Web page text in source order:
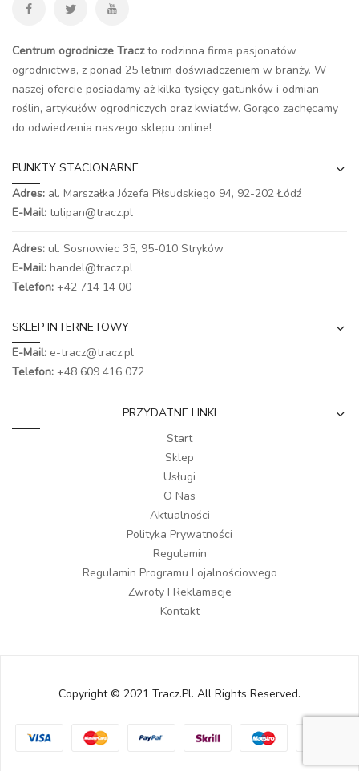
Centrum ogrodnicze Traczto rodzinna firma pasjonatów
ogrodnictwa, z ponad 25 letnim doświadczeniem w branży. W
naszej ofercie posiadamy aż kilka tysięcy gatunków i odmian
roślin, artykułów ogrodniczych oraz kwiatów. Gorąco zachęcamy
do odwiedzenia naszego sklepu online!
PUNKTY STACJONARNE
Adres: al. Marszałka Józefa Piłsudskiego 94, 92-202 Łódź
E-Mail: tulipan@tracz.pl
Adres: ul. Sosnowiec 35, 95-010 Stryków
E-Mail: handel@tracz.pl
Telefon: +42 714 14 00
SKLEP INTERNETOWY
E-Mail: e-tracz@tracz.pl
Telefon: +48 609 416 072
PRZYDATNE LINKI
Start
Sklep
Usługi
O Nas
Aktualności
Polityka Prywatności
Regulamin
Regulamin Programu Lojalnościowego
Zwroty I Reklamacje
Kontakt
Copyright © 2021 Tracz.pl. All Rights Reserved.